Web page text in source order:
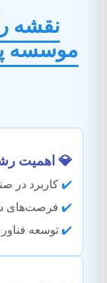
نقشه
موسسه
💎 اهمیت
✔️ کاربرد در
✔️ فرصت‌های
✔️ توسعه